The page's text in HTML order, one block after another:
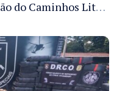
Sejusc participa da 5ª edição do Caminhos Literários com foco na cultura hip-hop nas unidades socioeducativas